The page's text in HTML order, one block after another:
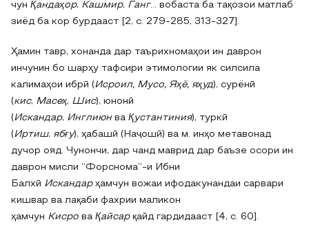
чун Қандаҳор, Кашмир, Ганг... вобаста ба тақозои матлаб
зиёд ба кор бурдааст [2, с. 279-285, 313-327].
Ҳамин тавр, хонанда дар таърихномаҳои ин даврон
инчунин бо шарҳу тафсири этимологии як силсила
калимаҳои ибрӣ (Исроил, Мусо, Яҳё, яҳуд), сурёнӣ
(кис, Масеҳ, Шис), юнонӣ
(Искандар, Инглиюн ва Қустантиния), туркӣ
(Иртиш, ябғу), ҳабашӣ (Наҷошӣ) ва м. инҳо метавонад
дучор ояд. Чунончи, дар чанд маврид дар баъзе осори ин
даврон мисли “Форснома”-и Ибни
Балхӣ Искандарҳамчун вожаи ифодакунандаи сарвари
кишвар ва лақаби фахрии маликон
ҳамчун Кисро ва Қайсарқайд гардидааст [4, с. 60].